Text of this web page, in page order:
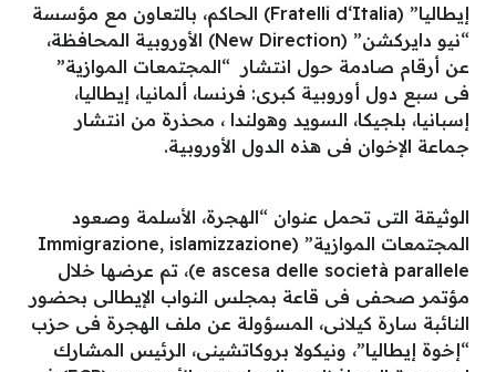
إيطاليا” (Fratelli d‘Italia) الحاكم، بالتعاون مع مؤسسة
“نيو دايركشن” (New Direction) الأوروبية المحافظة،
عن أرقام صادمة حول انتشار “المجتمعات الموازية”
فى سبع دول أوروبية كبرى: فرنسا، ألمانيا، إيطاليا،
إسبانيا، بلجيكا، السويد وهولندا ، محذرة من انتشار
جماعة الإخوان فى هذه الدول الأوروبية.
الوثيقة التى تحمل عنوان “الهجرة، الأسلمة وصعود
المجتمعات الموازية” (Immigrazione, islamizzazione
e ascesa delle società parallele)، تم عرضها خلال
مؤتمر صحفى فى قاعة بمجلس النواب الإيطالى بحضور
النائبة سارة كيلانى، المسؤولة عن ملف الهجرة فى حزب
“إخوة إيطاليا”، ونيكولا بروكاتشينى، الرئيس المشارك